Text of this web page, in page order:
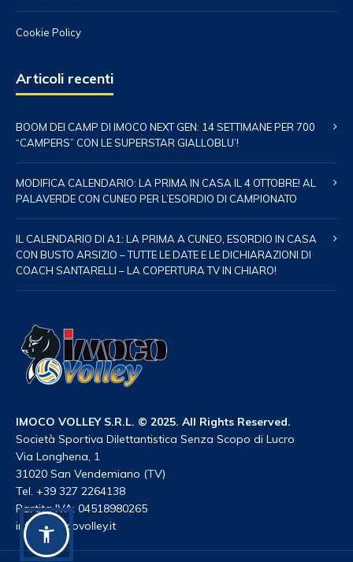
Cookie Policy
Articoli recenti
BOOM DEI CAMP DI IMOCO NEXT GEN: 14 SETTIMANE PER 700
“CAMPERS” CON LE SUPERSTAR GIALLOBLU’!
MODIFICA CALENDARIO: LA PRIMA IN CASA IL 4 OTTOBRE! AL
PALAVERDE CON CUNEO PER L’ESORDIO DI CAMPIONATO
IL CALENDARIO DI A1: LA PRIMA A CUNEO, ESORDIO IN CASA
CON BUSTO ARSIZIO – TUTTE LE DATE E LE DICHIARAZIONI DI
COACH SANTARELLI – LA COPERTURA TV IN CHIARO!
IMOCO VOLLEY S.R.L. © 2025. All Rights Reserved.
Società Sportiva Dilettantistica Senza Scopo di Lucro
Via Longhena, 1
31020 San Vendemiano (TV)
Tel. +39 327 2264138
Partita IVA: 04518980265
info@imocovolley.it